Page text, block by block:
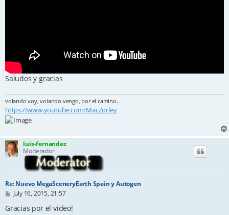
Saludos y gracias
volando voy, volando vengo, por el camino...
https://www.youtube.com/MacZorley
luis-fernandez
Moderador
Re: Nuevo MegaSceneryEarth Spain y Autogen
P
s
July 16, 2015, 21:57
Gracias por el video!